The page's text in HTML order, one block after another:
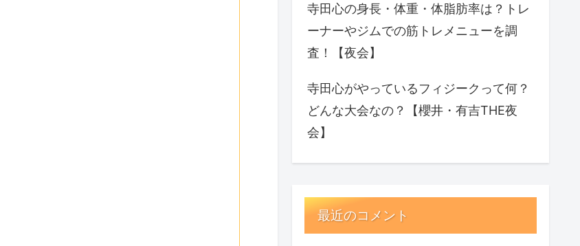
寺田心の身長・体重・体脂肪率は？トレ
ーナーやジムでの筋トレメニューを調
査！【夜会】
寺田心がやっているフィジークって何？
どんな大会なの？【櫻井・有吉THE夜
会】
最近のコメント